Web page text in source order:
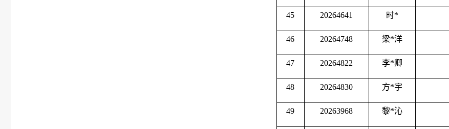
45 20264641 时*
46 20264748 梁*洋
47 20264822 李*卿
48 20264830 方*宇
49 20263968 黎*沁